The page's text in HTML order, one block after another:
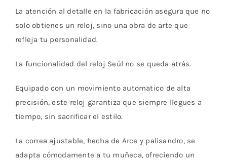
La atención al detalle en la fabricación asegura que no
solo obtienes un reloj, sino una obra de arte que
refleja tu personalidad.
La funcionalidad del reloj Seúl no se queda atrás.
Equipado con un movimiento automatico de alta
precisión, este reloj garantiza que siempre llegues a
tiempo, sin sacrificar el estilo.
La correa ajustable, hecha de Arce y palisandro, se
adapta cómodamente a tu muñeca, ofreciendo un